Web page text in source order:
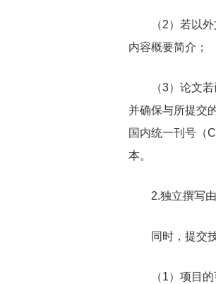
（2）若以外文
内容概要简介；
（3）论文若已
并确保与所提交
国内统一刊号（
本。
2.独立撰写由
同时，提交技
（1）项目的可